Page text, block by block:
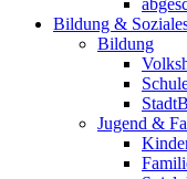
Bildung &
Bildung
Jugend &